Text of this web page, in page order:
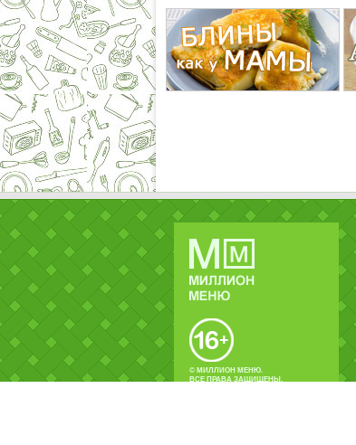
© МИЛЛИОН МЕНЮ.
ВСЕ ПРАВА ЗАЩИЩЕНЫ.